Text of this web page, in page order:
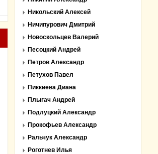
Никольский Алексей
Ничипурович Дмитрий
Новоскольцев Валерий
Песоцкий Андрей
Петров Александр
Петухов Павел
Пиккиева Диана
Плыгач Андрей
Подлуцкий Александр
Прокофьев Александр
Ральчук Александр
Роготнев Илья